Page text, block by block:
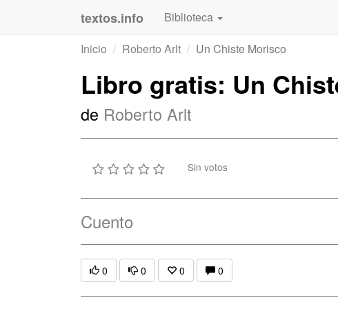
textos.info
Biblioteca
Inicio
Roberto Arlt Un Chiste Morisco
Libro gratis: Un
de Roberto Arlt
Sin votos
Cuento
0 0 0 0